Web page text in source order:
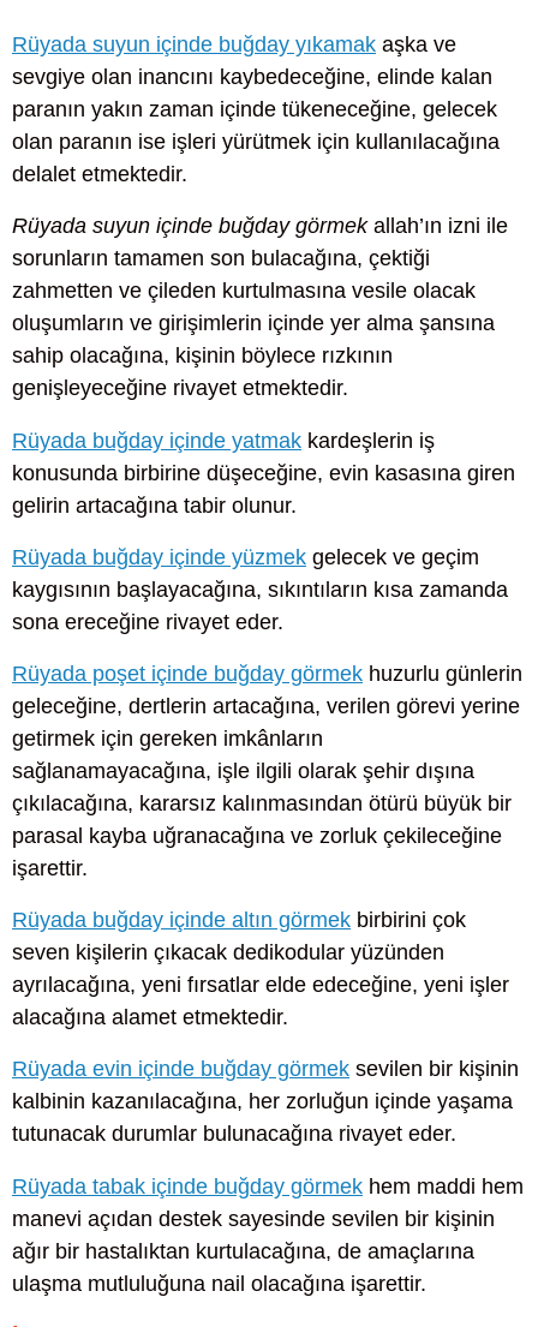
Rüyada suyun içinde buğday yıkamak aşka ve
sevgiye olan inancını kaybedeceğine, elinde kalan
paranın yakın zaman içinde tükeneceğine, gelecek
olan paranın ise işleri yürütmek için kullanılacağına
delalet etmektedir.
Rüyada suyun içinde buğday görmekallah’ın izni ile
sorunların tamamen son bulacağına, çektiği
zahmetten ve çileden kurtulmasına vesile olacak
oluşumların ve girişimlerin içinde yer alma şansına
sahip olacağına, kişinin böylece rızkının
genişleyeceğine rivayet etmektedir.
Rüyada buğday içinde yatmak kardeşlerin iş
konusunda birbirine düşeceğine, evin kasasına giren
gelirin artacağına tabir olunur.
Rüyada buğday içinde yüzmek gelecek ve geçim
kaygısının başlayacağına, sıkıntıların kısa zamanda
sona ereceğine rivayet eder.
Rüyada poşet içinde buğday görmek huzurlu günlerin
geleceğine, dertlerin artacağına, verilen görevi yerine
getirmek için gereken imkânların
sağlanamayacağına, işle ilgili olarak şehir dışına
çıkılacağına, kararsız kalınmasından ötürü büyük bir
parasal kayba uğranacağına ve zorluk çekileceğine
işarettir.
Rüyada buğday içinde altın görmek birbirini çok
seven kişilerin çıkacak dedikodular yüzünden
ayrılacağına, yeni fırsatlar elde edeceğine, yeni işler
alacağına alamet etmektedir.
Rüyada evin içinde buğday görmek sevilen bir kişinin
kalbinin kazanılacağına, her zorluğun içinde yaşama
tutunacak durumlar bulunacağına rivayet eder.
Rüyada tabak içinde buğday görmek hem maddi hem
manevi açıdan destek sayesinde sevilen bir kişinin
ağır bir hastalıktan kurtulacağına, de amaçlarına
ulaşma mutluluğuna nail olacağına işarettir.